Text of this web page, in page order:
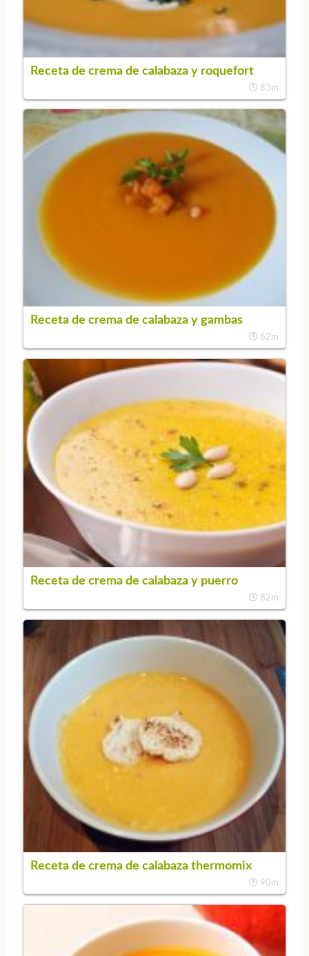
Receta de crema de calabaza y roquefort
83m
Receta de crema de calabaza y gambas
62m
Receta de crema de calabaza y puerro
82m
Receta de crema de calabaza thermomix
90m